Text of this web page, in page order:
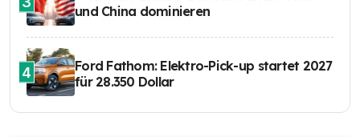
und China dominieren
4
Ford Fathom: Elektro-Pick-up startet 2027
für 28.350 Dollar